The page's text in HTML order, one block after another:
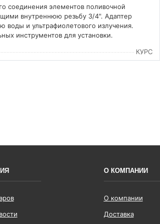
соединения элементов поливочной
внутреннюю резьбу 3/4". Адаптер
воды и ультрафиолетового излучения.
инструментов для установки.
КУРС
О КОМПАНИИ
О компании
Доставка